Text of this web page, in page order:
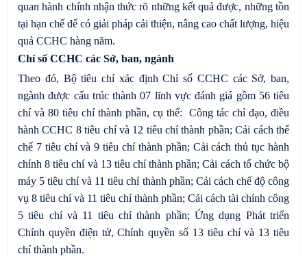
quan hành chính nhận thức rõ những kết quả được, những tồn
tại hạn chế để có giải pháp cải thiện, nâng cao chất lượng, hiệu
quả CCHC hàng năm.
Chỉ số CCHC các Sở, ban, ngành
Theo đó, Bộ tiêu chí xác định Chỉ số CCHC các Sở, ban,
ngành được cấu trúc thành 07 lĩnh vực đánh giá gồm 56 tiêu
chí và 80 tiêu chí thành phần, cụ thể: Công tác chỉ đạo, điều
hành CCHC 8 tiêu chí và 12 tiêu chí thành phần; Cải cách thể
chế 7 tiêu chí và 9 tiêu chí thành phần; Cải cách thủ tục hành
chính 8 tiêu chí và 13 tiêu chí thành phần; Cải cách tổ chức bộ
máy 5 tiêu chí và 11 tiêu chí thành phần; Cải cách chế độ công
vụ 8 tiêu chí và 11 tiêu chí thành phần; Cải cách tài chính công
5 tiêu chí và 11 tiêu chí thành phần; Ứng dụng Phát triển
Chính quyền điện tử, Chính quyền số 13 tiêu chí và 13 tiêu
chí thành phần.